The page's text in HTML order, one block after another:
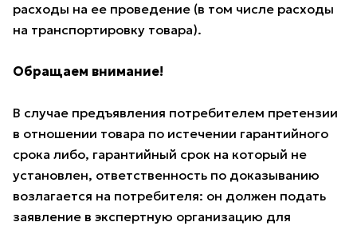
расходы на ее проведение (в том числе расходы
на транспортировку товара).
Обращаем внимание!
В случае предъявления потребителем претензии
в отношении товара по истечении гарантийного
срока либо, гарантийный срок на который не
установлен, ответственность по доказыванию
возлагается на потребителя: он должен подать
заявление в экспертную организацию для